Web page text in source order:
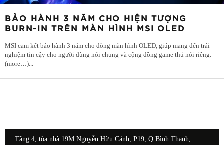
BẢO HÀNH 3 NĂM CHO HIỆN TƯỢNG
BURN-IN TRÊN MÀN HÌNH MSI OLED
MSI cam kết bảo hành 3 năm cho dòng màn hình OLED, giúp mang đến trải
nghiệm tin cậy cho người dùng nói chung và cộng đồng game thủ nói riêng.
(more…)...
Tầng 4, tòa nhà 19M Nguyễn Hữu Cảnh, P19, Q.Bình Thạnh,